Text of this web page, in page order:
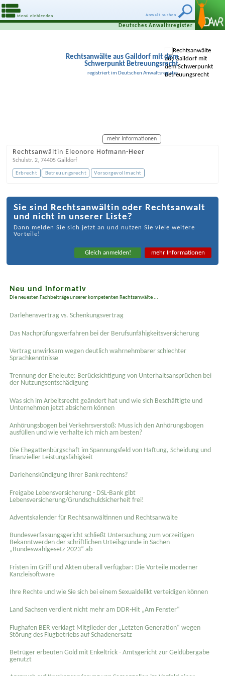
Anwalt suchen
Menü einblenden
Deutsches Anwaltsregister
Rechtsanwälte aus Gaildorf mit dem
Schwerpunkt Betreuungsrecht
registriert im Deutschen Anwaltsregister
mehr Informationen
Rechtsanwältin Eleonore Hofmann-Heer
Schulstr. 2, 74405 Gaildorf
Erbrecht Betreuungsrecht Vorsorgevollmacht
Sie sind Rechtsanwältin oder Rechtsanwalt
und nicht in unserer Liste?
Dann melden Sie sich jetzt an und nutzen Sie viele weitere
Vorteile!
Gleich anmelden! mehr Informationen
Neu und informativ
Die neuesten Fachbeiträge unserer kompetenten Rechtsanwälte ...
Darlehensvertrag vs. Schenkungsvertrag
Das Nachprüfungsverfahren bei der Berufsunfähigkeitsversicherung
Vertrag unwirksam wegen deutlich wahrnehmbarer schlechter
Sprachkenntnisse
Trennung der Eheleute: Berücksichtigung von Unterhaltsansprüchen bei
der Nutzungsentschädigung
Was sich im Arbeitsrecht geändert hat und wie sich Beschäftigte und
Unternehmen jetzt absichern können
Anhörungsbogen bei Verkehrsverstoß: Muss ich den Anhörungsbogen
ausfüllen und wie verhalte ich mich am besten?
Die Ehegattenbürgschaft im Spannungsfeld von Haftung, Scheidung und
finanzieller Leistungsfähigkeit
Darlehenskündigung Ihrer Bank rechtens?
Freigabe Lebensversicherung - DSL-Bank gibt
Lebensversicherung/Grundschuldsicherheit frei!
Adventskalender für Rechtsanwältinnen und Rechtsanwälte
Bundesverfassungsgericht schließt Untersuchung zum vorzeitigen
Bekanntwerden der schriftlichen Urteilsgründe in Sachen
„Bundeswahlgesetz 2023“ ab
Fristen im Griff und Akten überall verfügbar: Die Vorteile moderner
Kanzleisoftware
Ihre Rechte und wie Sie sich bei einem Sexual­delikt verteidigen können
Land Sachsen verdient nicht mehr am DDR-Hit „Am Fenster“
Flughafen BER verklagt Mitglieder der „Letzten Generation“ wegen
Störung des Flugbetriebs auf Schadenersatz
Betrüger erbeuten Gold mit Enkeltrick - Amtsgericht zur Geldübergabe
genutzt